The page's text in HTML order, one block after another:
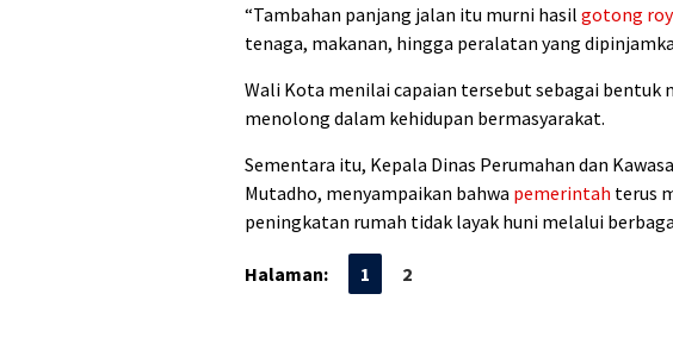
“Tambahan panjang jalan itu murni hasil gotong
tenaga, makanan, hingga peralatan yang
Wali Kota menilai capaian tersebut sebagai bentuk
menolong dalam kehidupan bermasyarakat.
Sementara itu, Kepala Dinas Perumahan dan
Mutadho, menyampaikan bahwa pemerintah terus
peningkatan rumah tidak layak huni melalui
Halaman: 1 2